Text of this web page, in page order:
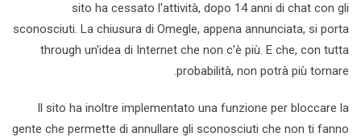
sito ha cessato l'attività, dopo 14 anni di chat con gli
sconosciuti. La chiusura di Omegle, appena annunciata, si porta
through un'idea di Internet che non c'è più. E che, con tutta
probabilità, non potrà più tornare.
Il sito ha inoltre implementato una funzione per bloccare la
gente che permette di annullare gli sconosciuti che non ti fanno